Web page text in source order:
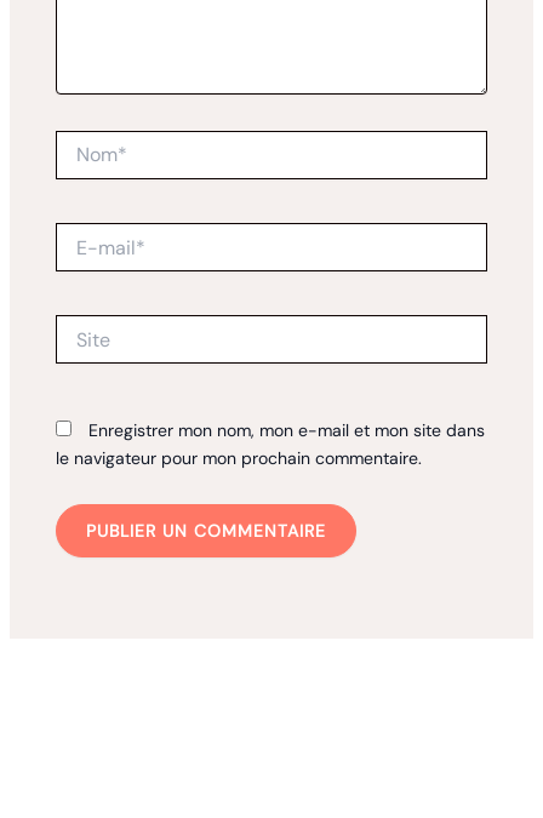
mail*
Enregistrer mon nom, mon e-mail et mon site dans
le navigateur pour mon prochain commentaire.